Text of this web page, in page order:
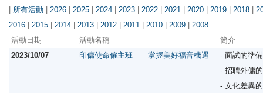
| 所有活動 | 2026 | 2025 | 2024 | 2023 | 2022 | 2021 | 2020 | 2019 | 2018 |
2016 | 2015 | 2014 | 2013 | 2012 | 2011 | 2010 | 2009 | 2008
活動日期
活動名稱
簡介
2023/10/07
印傭使命僱主班——掌握美好福音機遇
- 面試的準
- 招聘外傭
- 文化差異